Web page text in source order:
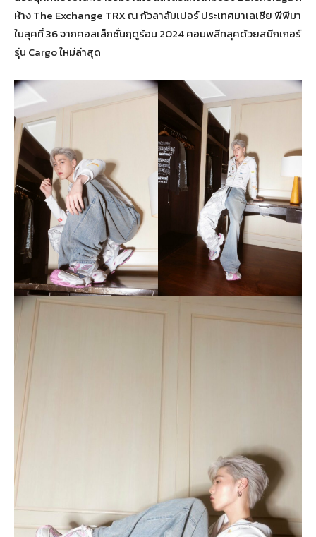
ห้าง The Exchange TRX ณ กัวลาลัมเปอร์ ประเทศมาเลเซีย พีพีมา
ในลุคที่ 36 จากคอลเล็กชั่นฤดูร้อน 2024 คอมพลีทลุคด้วยสนีกเกอร์
รุ่น Cargo ใหม่ล่าสุด